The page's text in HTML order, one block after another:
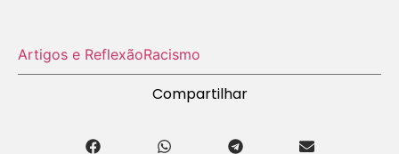
Artigos e ReflexãoRacismo
Compartilhar